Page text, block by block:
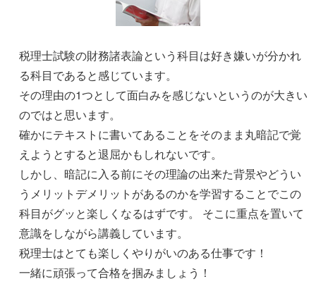
税理士試験の財務諸表論という科目は好き嫌いが分かれ
る科目であると感じています。
その理由の1つとして面白みを感じないというのが大きい
のではと思います。
確かにテキストに書いてあることをそのまま丸暗記で覚
えようとすると退屈かもしれないです。
しかし、暗記に入る前にその理論の出来た背景やどうい
うメリットデメリットがあるのかを学習することでこの
科目がグッと楽しくなるはずです。 そこに重点を置いて
意識をしながら講義しています。
税理士はとても楽しくやりがいのある仕事です！
一緒に頑張って合格を掴みましょう！